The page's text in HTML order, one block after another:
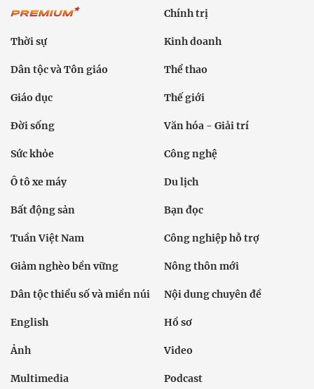
Chính trị
Thời sự Kinh doanh
Dân tộc và Tôn giáo Thể thao
Giáo dục Thế giới
Đời sống Văn hóa - Giải trí
Sức khỏe Công nghệ
Ô tô xe máy Du lịch
Bất động sản Bạn đọc
Tuần Việt Nam Công nghiệp hỗ trợ
Giảm nghèo bền vững Nông thôn mới
Dân tộc thiểu số và miền núi Nội dung chuyên đề
English Hồ sơ
Ảnh Video
Multimedia Podcast